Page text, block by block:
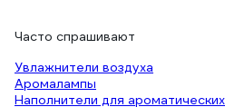
Часто спрашивают
Увлажнители воздуха
Аромалампы
Наполнители для